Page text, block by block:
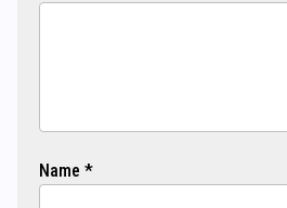
Name *